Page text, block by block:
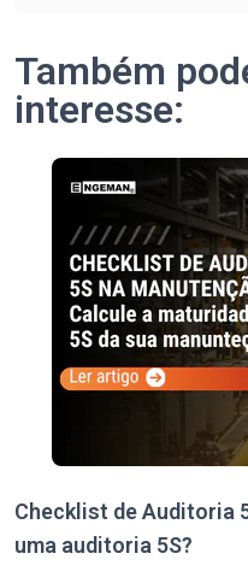
Também
interesse:
Checklist de Auditoria
uma auditoria 5S?